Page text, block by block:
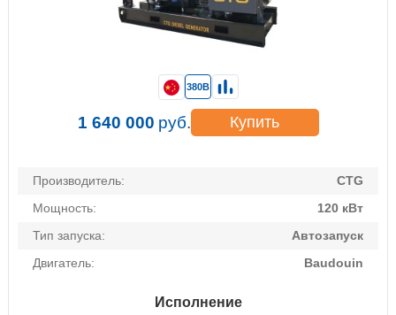
Производитель:
CTG
Мощность:
120 кВт
Тип запуска:
Автозапуск
Двигатель:
Baudouin
Исполнение
380В
1 640 000 руб. Купить